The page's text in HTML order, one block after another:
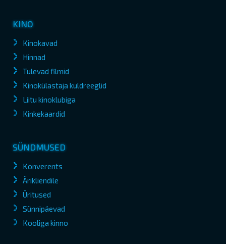
KINO
Kinokavad
Hinnad
Tulevad filmid
Kinokülastaja kuldreeglid
Liitu kinoklubiga
Kinkekaardid
SÜNDMUSED
Konverents
Ärikliendile
Üritused
Sünnipäevad
Kooliga kinno